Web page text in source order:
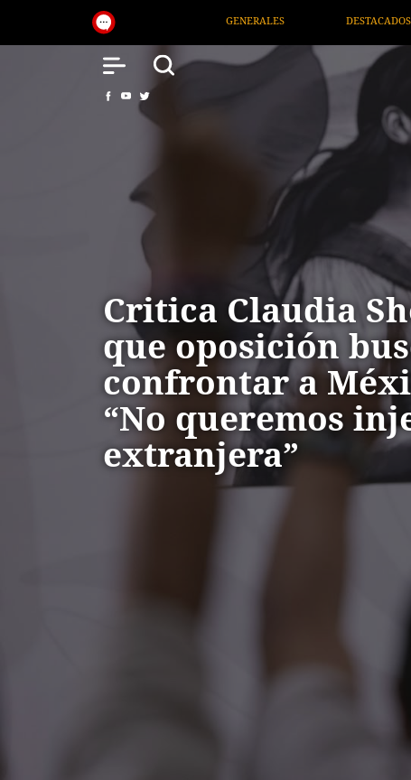
GENERALES DESTACADOS NACIONAL
Critica Claudia
que oposición
confrontar a
“No queremos
extranjera”